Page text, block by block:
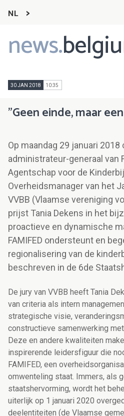
NL
news.
Main
navigation
30 JAN 2018 10:35
"Geen einde, maar
Op maandag 29 januari
administrateur-generaal van
Agentschap voor de
Overheidsmanager van het
VVBB (Vlaamse vereniging
prijst Tania Dekens in het
proactieve en dynamische
FAMIFED ondersteunt en
regionalisering van de
beschreven in de 6de
De jury van VVBB heeft Tania
van criteria als intern
strategische visie,
constructieve samenwerking
Deze en andere kwaliteiten
inspirerende leidersfiguur die
FAMIFED, een
omwenteling staat. Immers, als
staatshervorming, wordt het
uiterlijk op 1 januari 2020
deelentiteiten (de Vlaamse